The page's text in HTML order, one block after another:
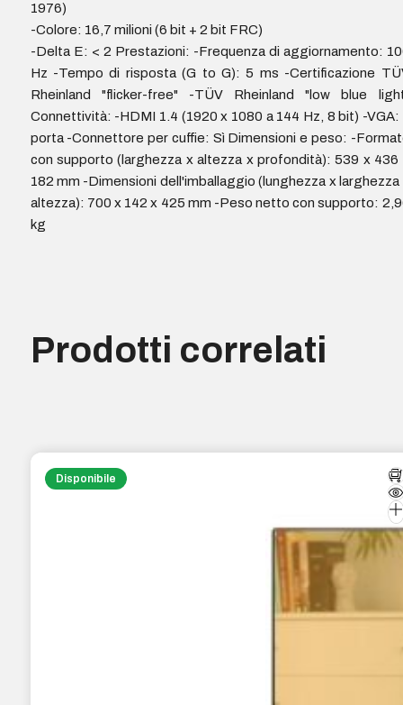
1976)
-Colore: 16,7 milioni (6 bit + 2 bit FRC)
-Delta E: < 2 Prestazioni: -Frequenza di aggiornamento:
Hz -Tempo di risposta (G to G): 5 ms -Certificazione
Rheinland "flicker-free" -TÜV Rheinland "low blue
Connettività: -HDMI 1.4 (1920 x 1080 a 144 Hz, 8 bit) -VGA:
porta -Connettore per cuffie: Sì Dimensioni e peso: -
con supporto (larghezza x altezza x profondità): 539 x 436
182 mm -Dimensioni dell'imballaggio (lunghezza x larghezza
altezza): 700 x 142 x 425 mm -Peso netto con supporto:
kg
Prodotti correlati
Disponibile